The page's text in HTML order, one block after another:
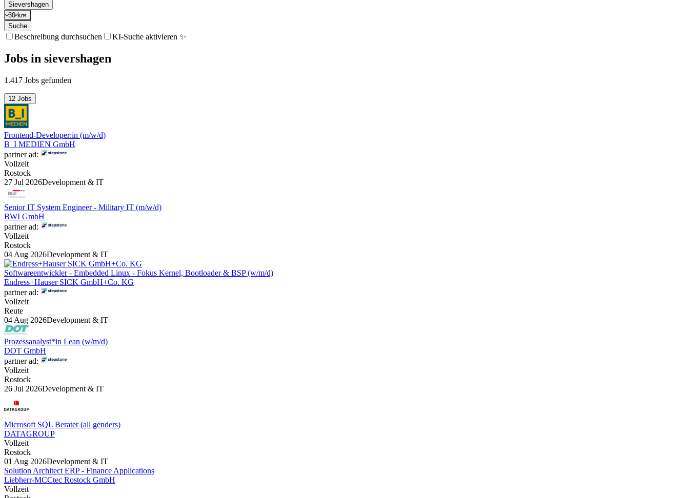
Sievershagen
30 km
Suche
Beschreibung durchsuchen KI-Suche aktivieren ✨
Jobs in sievershagen
1.417 Jobs gefunden
12 Jobs
Frontend-Developer:in (m/w/d)
B_I MEDIEN GmbH
partner ad:
Vollzeit
Rostock
27 Jul 2026Development & IT
Senior IT System Engineer - Military IT (m/w/d)
BWI GmbH
partner ad:
Vollzeit
Rostock
04 Aug 2026Development & IT
Softwareentwickler - Embedded Linux - Fokus Kernel, Bootloader & BSP (w/m/d)
Endress+Hauser SICK GmbH+Co. KG
partner ad:
Vollzeit
Reute
04 Aug 2026Development & IT
Prozessanalyst*in Lean (w/m/d)
DOT GmbH
partner ad:
Vollzeit
Rostock
26 Jul 2026Development & IT
Microsoft SQL Berater (all genders)
DATAGROUP
Vollzeit
Rostock
01 Aug 2026Development & IT
Solution Architect ERP - Finance Applications
Liebherr-MCCtec Rostock GmbH
Vollzeit